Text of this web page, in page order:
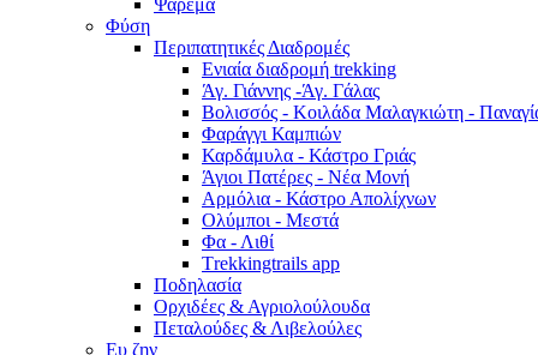
Ψάρεμα
Φύση
Περιπατητικές Διαδρομές
Ενιαία διαδρομή trekking
Άγ. Γιάννης -Άγ. Γάλας
Βολισσός - Κοιλάδα Μαλαγκιώτη -
Φαράγγι Καμπιών
Καρδάμυλα - Κάστρο Γριάς
Άγιοι Πατέρες - Νέα Μονή
Αρμόλια - Κάστρο Απολίχνων
Ολύμποι - Μεστά
Φα - Λιθί
Τrekkingtrails app
Ποδηλασία
Ορχιδέες & Αγριολούλουδα
Πεταλούδες & Λιβελούλες
Ευ ζην